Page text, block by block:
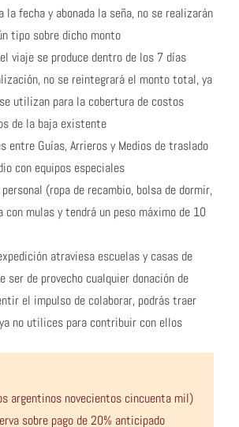
la fecha y abonada la seña, no se realizarán
tipo sobre dicho monto
viaje se produce dentro de los 7 días
no se reintegrará el monto total, ya
utilizan para la cobertura de costos
de la baja existente
entre Guías, Arrieros y Medios de traslado
con equipos especiales
(ropa de recambio, bolsa de dormir,
con mulas y tendrá un peso máximo de 10
atraviesa escuelas y casas de
ser de provecho cualquier donación de
el impulso de colaborar, podrás traer
no utilices para contribuir con ellos
argentinos novecientos cincuenta mil)
sobre pago de 20% anticipado